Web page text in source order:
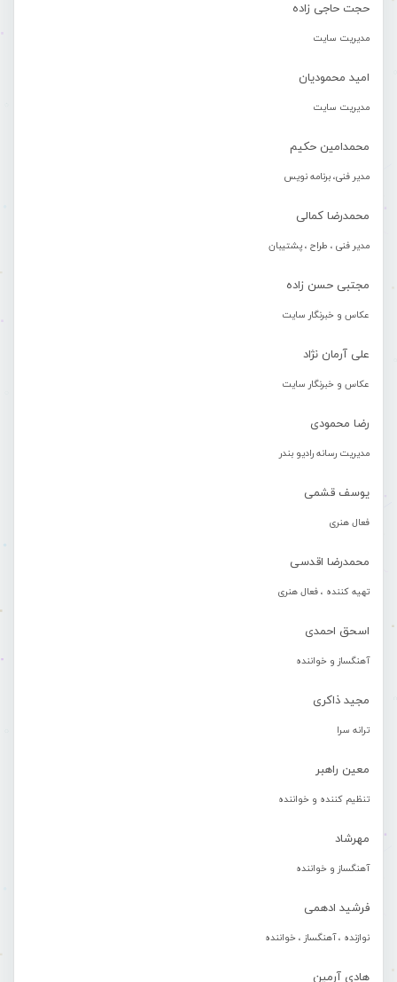
حجت حاجی زاده
مدیریت سایت
امید محمودیان
مدیریت سایت
محمدامین حکیم
مدیر فنی، برنامه نویس
محمدرضا کمالی
مدیر فنی ، طراح ، پشتیبان
مجتبی حسن زاده
عکاس و خبرنگار سایت
علی آرمان نژاد
عکاس و خبرنگار سایت
رضا محمودی
مدیریت رسانه رادیو بندر
یوسف قشمی
فعال هنری
محمدرضا اقدسی
تهیه کننده ، فعال هنری
اسحق احمدی
آهنگساز و خواننده
مجید ذاکری
ترانه سرا
معین راهبر
تنظیم کننده و خواننده
مهرشاد
آهنگساز و خواننده
فرشید ادهمی
نوازنده ، آهنگساز ، خواننده
هادی آرمین